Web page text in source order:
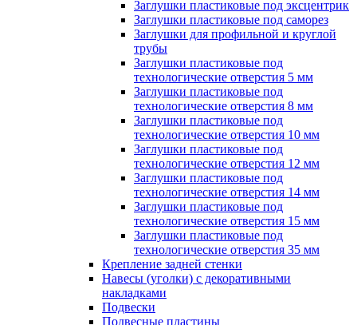
Заглушки пластиковые под эксцентрик
Заглушки пластиковые под саморез
Заглушки для профильной и круглой
трубы
Заглушки пластиковые под
технологические отверстия 5 мм
Заглушки пластиковые под
технологические отверстия 8 мм
Заглушки пластиковые под
технологические отверстия 10 мм
Заглушки пластиковые под
технологические отверстия 12 мм
Заглушки пластиковые под
технологические отверстия 14 мм
Заглушки пластиковые под
технологические отверстия 15 мм
Заглушки пластиковые под
технологические отверстия 35 мм
Крепление задней стенки
Навесы (уголки) с декоративными
накладками
Подвески
Подвесные пластины